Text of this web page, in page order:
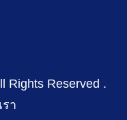
Rights Reserved .
า